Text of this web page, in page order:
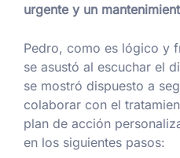
urgente y un
Pedro, como es lógico y
se asustó al escuchar el
se mostró dispuesto a
colaborar con el
plan de acción
en los siguientes pasos: